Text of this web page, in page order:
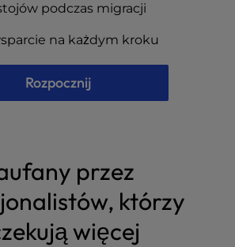
podczas migracji
na każdym kroku
Rozpocznij
przez
którzy
więcej